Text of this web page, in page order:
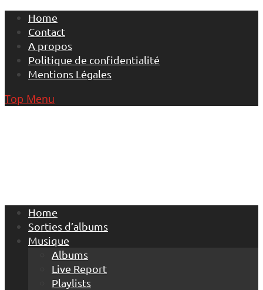
Skip
content
Home
Contact
A propos
Politique de confidentialité
Mentions Légales
Top Menu
Home
Sorties d’albums
Musique
Albums
Live Report
Playlists